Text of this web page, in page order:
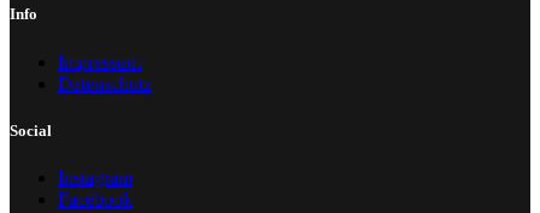
Info
Impressum
Datenschutz
Social
Instagram
Facebook